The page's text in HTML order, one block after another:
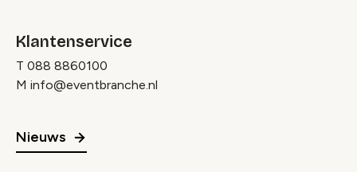
Klantenservice
T 088 8860100
M info@eventbranche.nl
Nieuws